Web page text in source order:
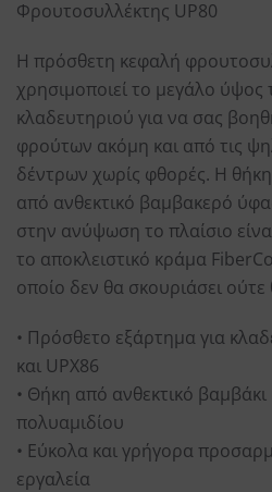
Φρουτοσυλλέκτης UP80
Η πρόσθετη κεφαλή
χρησιμοποιεί το μεγάλο ύψος
κλαδευτηριού για να σας
φρούτων ακόμη και από τις
δέντρων χωρίς φθορές. Η
από ανθεκτικό βαμβακερό
στην ανύψωση το πλαίσιο
το αποκλειστικό κράμα
οποίο δεν θα σκουριάσει
• Πρόσθετο εξάρτημα για
και UPX86
• Θήκη από ανθεκτικό βαμβάκι
πολυαμιδίου
• Εύκολα και γρήγορα
εργαλεία